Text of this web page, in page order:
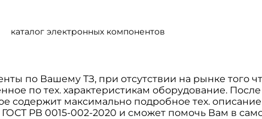
каталог электронных компонентов
по Вашему ТЗ, при отсутствии на рынке того
по тех. характеристикам оборудование.
содержит максимально подробное тех.
РВ 0015-002-2020 и сможет помочь Вам в